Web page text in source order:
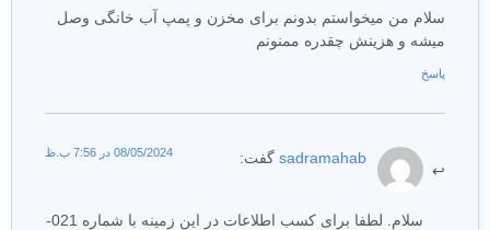
سلام من میخواستم بدونم برای مخزن و پمپ آب خانگی وصل
میشه و هزینش چقدره ممنونم
پاسخ
sadramahab گفت: 08/05/2024 در 7:56 ب.ظ
سلام. لطفا برای کسب اطلاعات در این زمینه با شماره 021-